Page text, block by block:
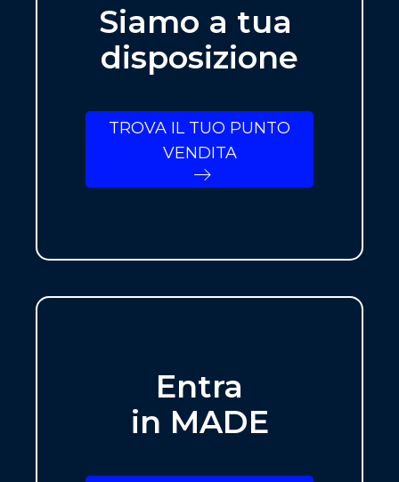
Siamo a tua
disposizione
TROVA IL TUO PUNTO
VENDITA
Entra
in MADE